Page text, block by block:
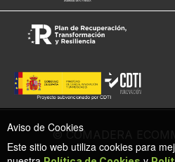
© COMADERA
Aviso de Cookies
Este sitio web utiliza cookies para